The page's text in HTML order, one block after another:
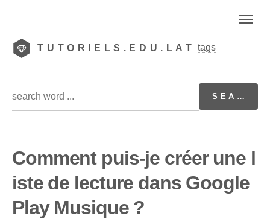
TUTORIELS.EDU.LAT tags
Comment puis-je créer une l
iste de lecture dans Google
Play Musique ?